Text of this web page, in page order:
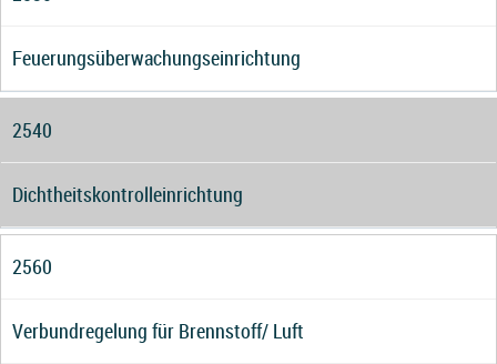
Feuerungsüberwachungseinrichtung
2540
Dichtheitskontrolleinrichtung
2560
Verbundregelung für Brennstoff/ Luft